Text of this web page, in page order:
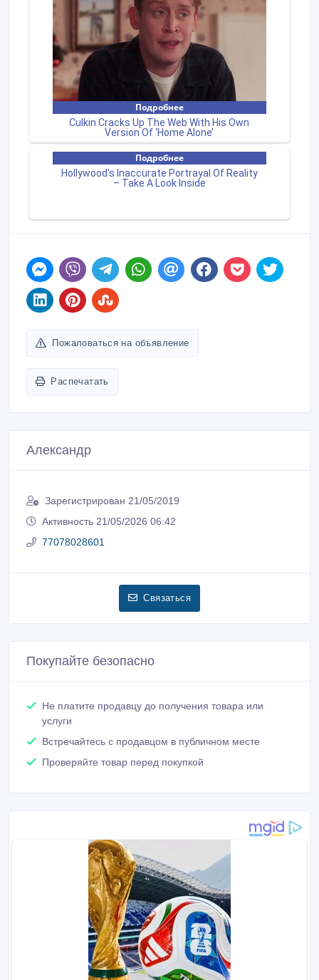
Пожаловаться на объявление
Распечатать
Александр
Зарегистрирован 21/05/2019
Активность 21/05/2026 06:42
77078028601
Связаться
Покупайте безопасно
Не платите продавцу до получения товара или
услуги
Встречайтесь с продавцом в публичном месте
Проверяйте товар перед покупкой